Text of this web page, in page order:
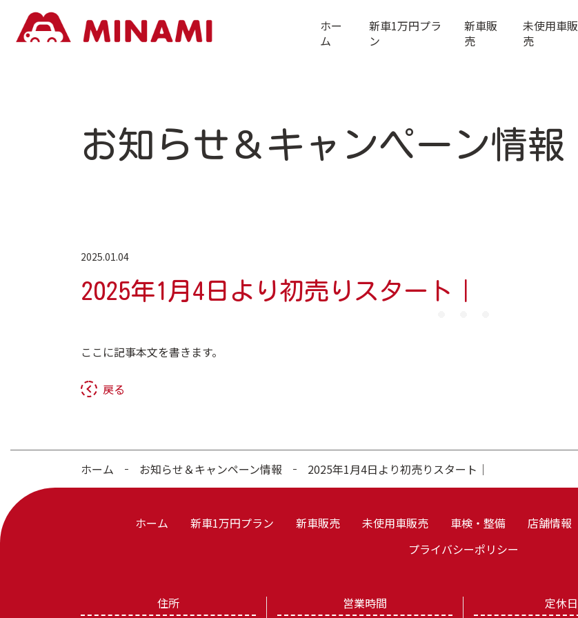
ホー
ム
新車1万円プラ
ン
新車販
売
未使用車販
売
お知らせ＆キャンペーン情報
2025.01.04
2025年1月4日より初売りスタート｜
ここに記事本文を書きます。
戻る
ホーム お知らせ＆キャンペーン情報 2025年1月4日より初売りスタート｜
ホーム 新車1万円プラン 新車販売 未使用車販売 車検・整備 店舗情報
プライバシーポリシー
住所 営業時間 定休日